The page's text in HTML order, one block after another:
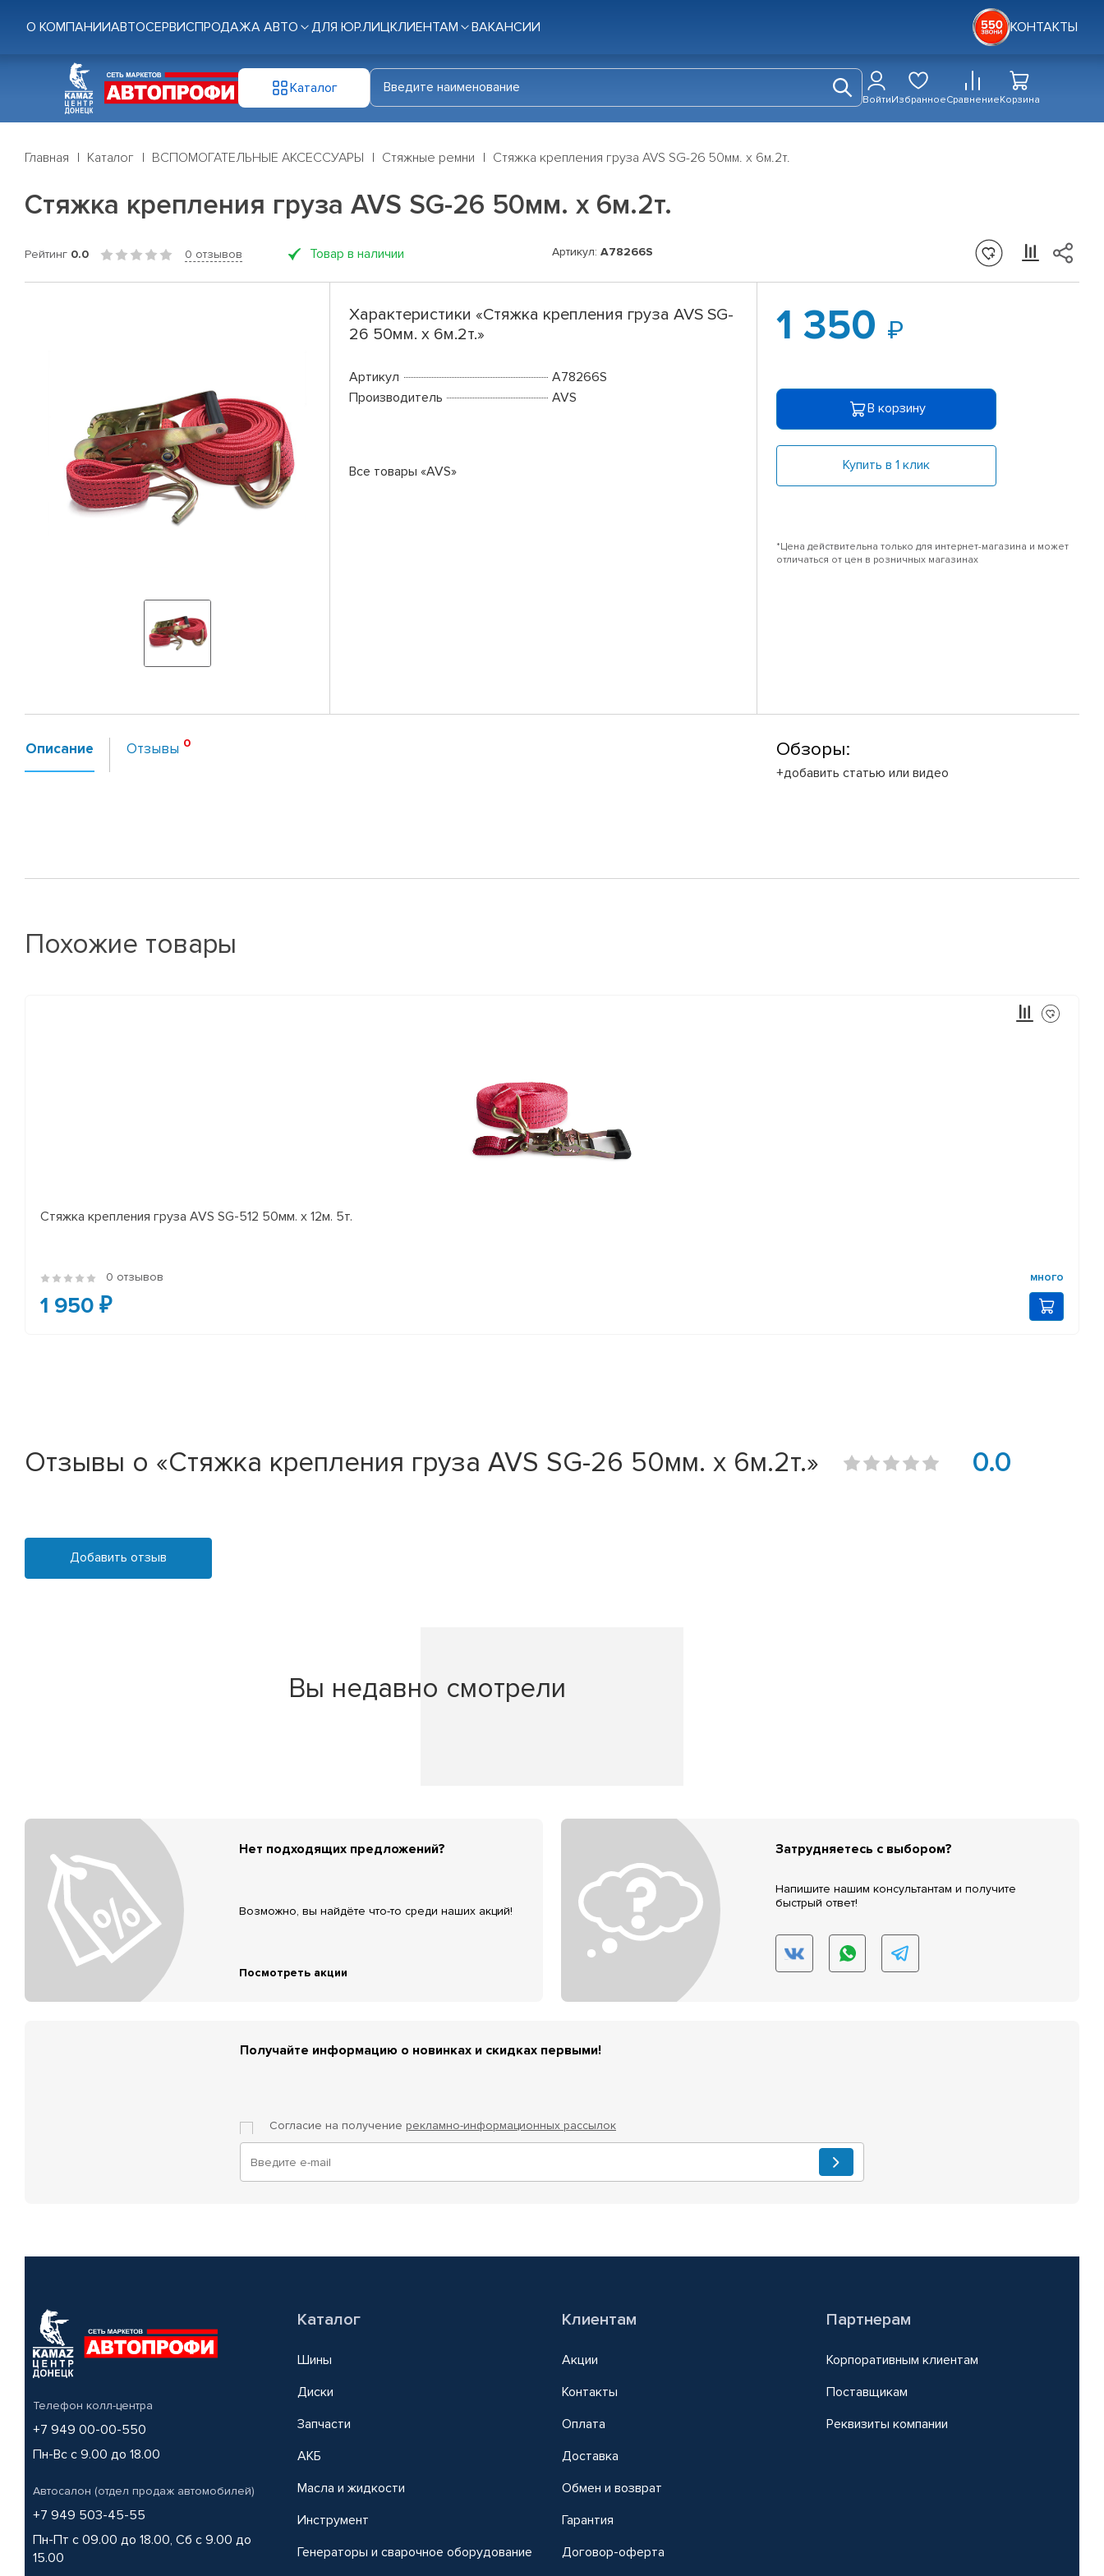
О КОМПАНИИАВТОСЕРВИСПРОДАЖА АВТО ДЛЯ ЮР.ЛИЦКЛИЕНТАМ ВАКАНСИИ КОНТАКТЫ
Каталог
ВойтиИзбранноеСравнениеКорзина
Главная Каталог ВСПОМОГАТЕЛЬНЫЕ АКСЕССУАРЫ Стяжные ремни Стяжка крепления груза AVS SG-26 50мм. х 6м.2т.
Стяжка крепления груза AVS SG-26 50мм. х 6м.2т.
Рейтинг 0.0 0 отзывов Товар в наличии Артикул: A78266S
Характеристики «Стяжка крепления груза AVS SG-
26 50мм. х 6м.2т.»
Артикул
A78266S
Производитель
AVS
Все товары «AVS»
1 350
В корзину
Купить в 1 клик
*Цена действительна только для интернет-магазина и может
отличаться от цен в розничных магазинах
Описание Отзывы Обзоры:
+добавить статью или видео
Похожие товары
Стяжка крепления груза AVS SG-512 50мм. x 12м. 5т.
0 отзывов много
1 950 ₽
Отзывы о «Стяжка крепления груза AVS SG-26 50мм. х 6м.2т.» 0.0
Добавить отзыв
Вы недавно смотрели
Нет подходящих предложений?
Возможно, вы найдёте что-то среди наших акций!
Посмотреть акции
Затрудняетесь с выбором?
Напишите нашим консультантам и получите
быстрый ответ!
Получайте информацию о новинках и скидках первыми!
Согласие на получение рекламно-информационных рассылок
Телефон колл-центра
+7 949 00-00-550
Пн-Вс с 9.00 до 18.00
Автосалон (отдел продаж автомобилей)
+7 949 503-45-55
Пн-Пт с 09.00 до 18.00, Сб с 9.00 до
15.00
Каталог
Шины
Диски
Запчасти
АКБ
Масла и жидкости
Инструмент
Генераторы и сварочное оборудование
Клиентам
Акции
Контакты
Оплата
Доставка
Обмен и возврат
Гарантия
Договор-оферта
Партнерам
Корпоративным клиентам
Поставщикам
Реквизиты компании